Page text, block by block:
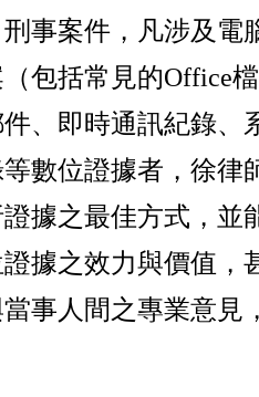
事案件，凡涉及電
包括常見的Office
、即時通訊紀錄、
數位證據者，徐律
據之最佳方式，並
據之效力與價值，
事人間之專業意見